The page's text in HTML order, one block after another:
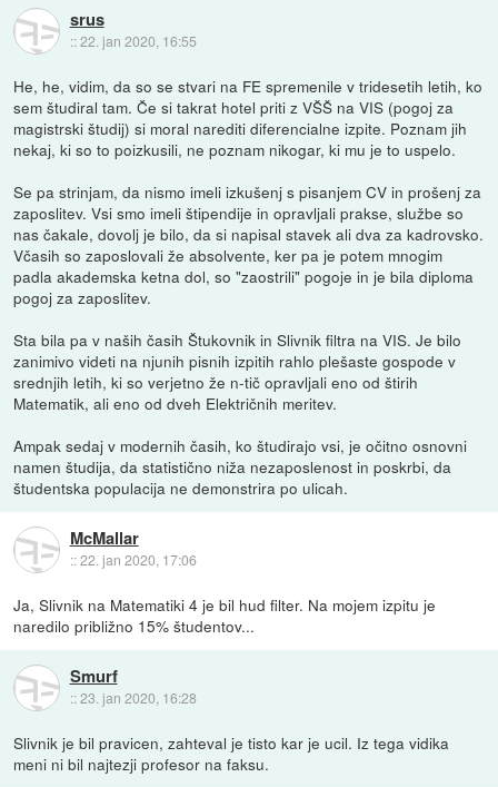
srus
::22. jan 2020, 16:55
He, he, vidim, da so se stvari na FE spremenile v tridesetih letih, ko
sem študiral tam. Če si takrat hotel priti z VŠŠ na VIS (pogoj za
magistrski študij) si moral narediti diferencialne izpite. Poznam jih
nekaj, ki so to poizkusili, ne poznam nikogar, ki mu je to uspelo.
Se pa strinjam, da nismo imeli izkušenj s pisanjem CV in prošenj za
zaposlitev. Vsi smo imeli štipendije in opravljali prakse, službe so
nas čakale, dovolj je bilo, da si napisal stavek ali dva za kadrovsko.
Včasih so zaposlovali že absolvente, ker pa je potem mnogim
padla akademska ketna dol, so "zaostrili" pogoje in je bila diploma
pogoj za zaposlitev.
Sta bila pa v naših časih Štukovnik in Slivnik filtra na VIS. Je bilo
zanimivo videti na njunih pisnih izpitih rahlo plešaste gospode v
srednjih letih, ki so verjetno že n-tič opravljali eno od štirih
Matematik, ali eno od dveh Električnih meritev.
Ampak sedaj v modernih časih, ko študirajo vsi, je očitno osnovni
namen študija, da statistično niža nezaposlenost in poskrbi, da
študentska populacija ne demonstrira po ulicah.
McMallar
::22. jan 2020, 17:06
Ja, Slivnik na Matematiki 4 je bil hud filter. Na mojem izpitu je
naredilo približno 15% študentov...
Smurf
::23. jan 2020, 16:28
Slivnik je bil pravicen, zahteval je tisto kar je ucil. Iz tega vidika
meni ni bil najtezji profesor na faksu.